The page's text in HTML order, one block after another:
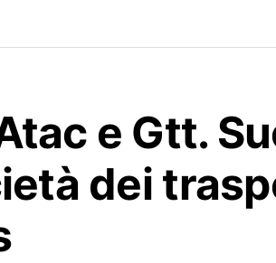
e Gtt.
dei